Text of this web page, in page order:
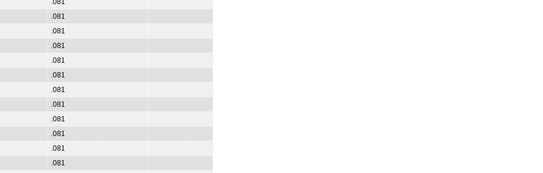
.081
.081
.081
.081
.081
.081
.081
.081
.081
.081
.081
.081